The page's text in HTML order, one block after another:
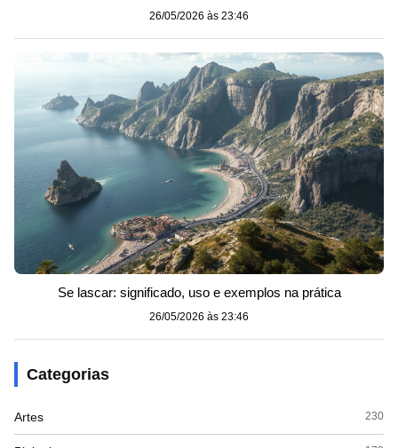
26/05/2026 às 23:46
Se lascar: significado, uso e exemplos na prática
26/05/2026 às 23:46
Categorias
Artes 230